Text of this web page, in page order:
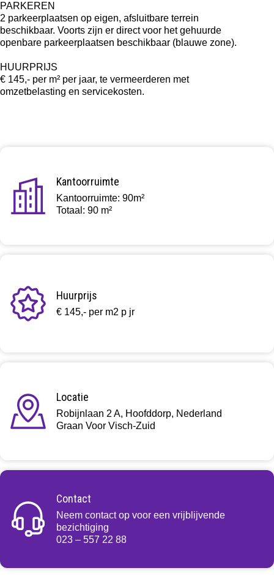
PARKEREN
2 parkeerplaatsen op eigen, afsluitbare terrein
beschikbaar. Voorts zijn er direct voor het gehuurde
openbare parkeerplaatsen beschikbaar (blauwe zone).
HUURPRIJS
€ 145,- per m² per jaar, te vermeerderen met
omzetbelasting en servicekosten.
Kantoorruimte
Kantoorruimte: 90m²
Totaal: 90 m²
Huurprijs
€ 145,- per m2 p jr
Locatie
Robijnlaan 2 A, Hoofddorp, Nederland
Graan Voor Visch-Zuid
Contact
Neem contact op voor een vrijblijvende
bezichtiging
023 – 557 22 88